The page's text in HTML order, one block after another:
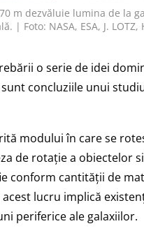
m dezvăluie lumina de la
NASA, ESA, J. LOTZ,
o serie de idei
concluziile unui
modului în care se
de rotație a obiectelor
conform cantității de
lucru implică
periferice ale galaxiilor.